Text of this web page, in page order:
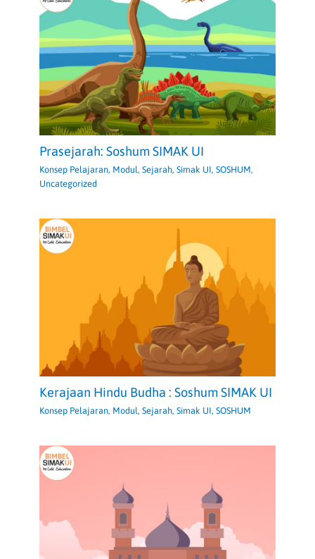
Prasejarah: Soshum SIMAK UI
Konsep Pelajaran, Modul,Sejarah,Simak UI,SOSHUM,
Uncategorized
Kerajaan Hindu Budha : Soshum SIMAK UI
Konsep Pelajaran, Modul,Sejarah,Simak UI,SOSHUM